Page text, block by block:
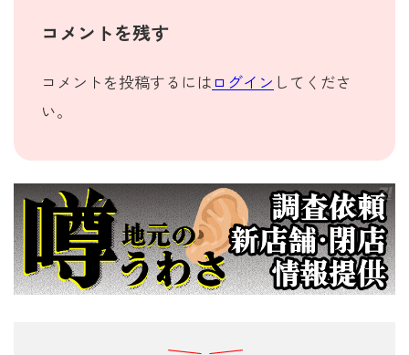
コメントを残す
コメントを投稿するには ログイン してくださ
い。